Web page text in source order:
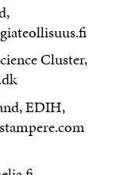
Cluster,
EDIH,